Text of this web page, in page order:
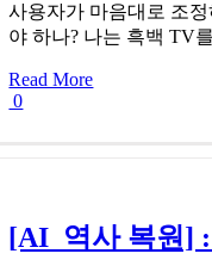
사용자가 마음대로 조
야 하나? 나는 흑백 TV
Read More
0
[AI_역사 복원]